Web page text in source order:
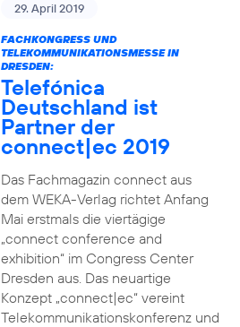
29. April 2019
FACHKONGRESS UND
TELEKOMMUNIKATIONSMESSE IN
DRESDEN:
Telefónica
Deutschland ist
Partner der
connect|ec 2019
Das Fachmagazin connect aus
dem WEKA-Verlag richtet Anfang
Mai erstmals die viertägige
„connect conference and
exhibition“ im Congress Center
Dresden aus. Das neuartige
Konzept „connect|ec“ vereint
Telekommunikationskonferenz und